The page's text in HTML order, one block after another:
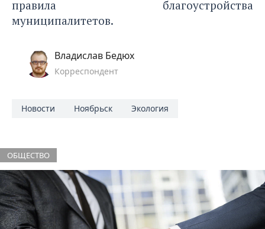
правила благоустройства
муниципалитетов.
Владислав Бедюх
Корреспондент
Новости Ноябрьск Экология
ОБЩЕСТВО